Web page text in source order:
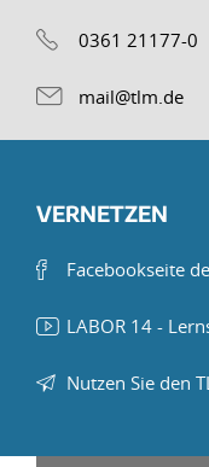
0361 21177-0
mail@tlm.de
VERNETZEN
Facebookseite
LABOR 14 -
Nutzen Sie den